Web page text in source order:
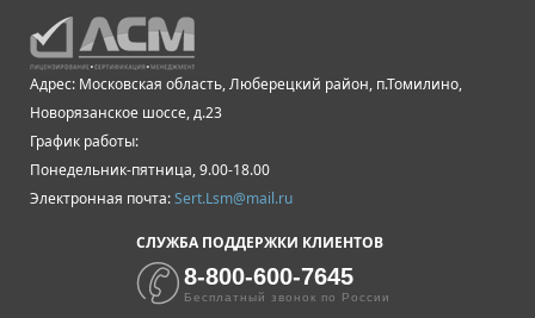
Адрес: Московская область, Люберецкий район, п.Томилино,
Новорязанское шоссе, д.23
График работы:
Понедельник-пятница, 9.00-18.00
Электронная почта:Sert.Lsm@mail.ru
СЛУЖБА ПОДДЕРЖКИ КЛИЕНТОВ
8-800-600-7645
Бесплатный звонок по России